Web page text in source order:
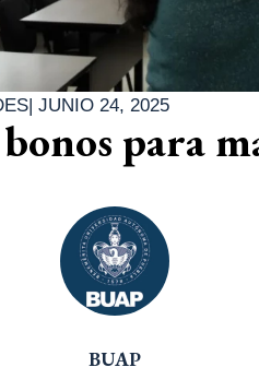
JUNIO 24, 2025
para
BUAP